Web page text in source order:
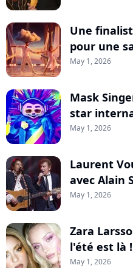
Une
pour une
May 1, 2026
Mask
star
May 1, 2026
Laurent
avec Alain
May 1, 2026
Zara
l'été est là !
May 1, 2026